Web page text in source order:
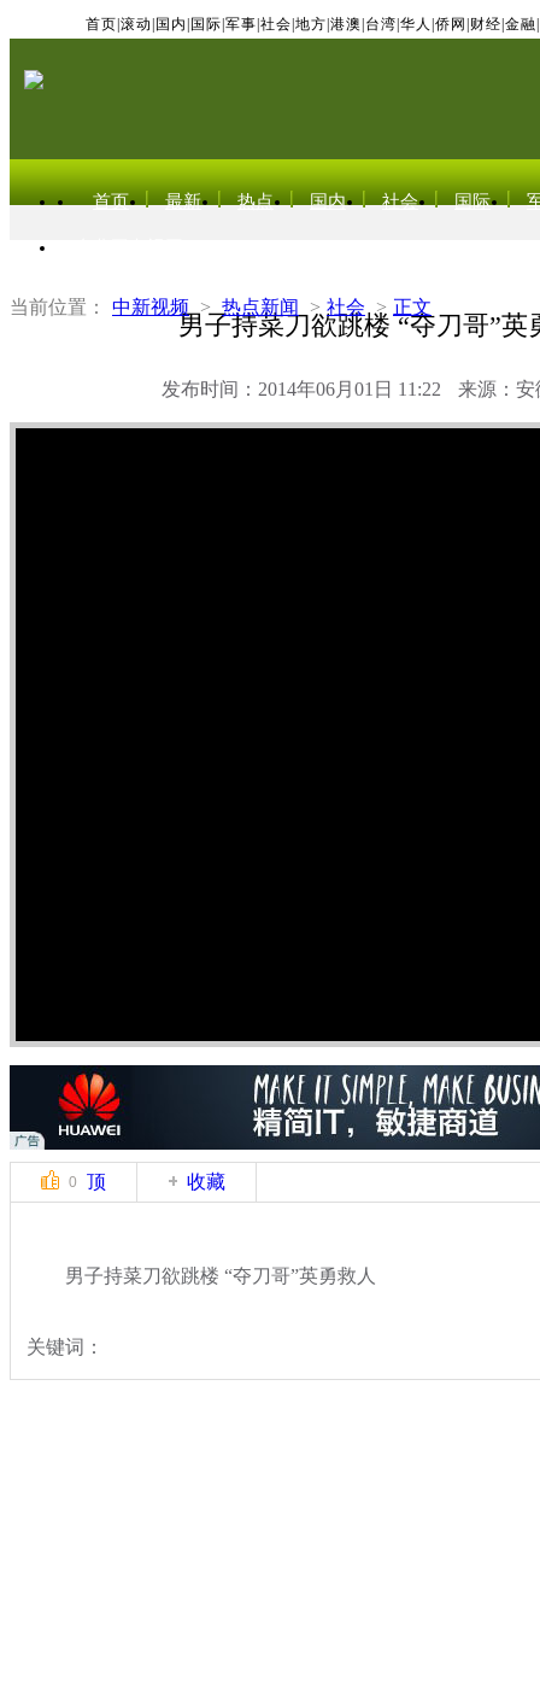
首页 滚动 国内 国际 军事 社会 地方 港澳 台湾 华人 侨网 财经 金融
首页 最新 热点 国内 社会 国际
当前位置： 中新视频 > 热点新闻 > 社会 > 正文
男子持菜刀欲跳楼 “夺刀哥”英
发布时间：2014年06月01日 11:22 来源：安
0 顶 收藏
男子持菜刀欲跳楼 “夺刀哥”英勇救人
关键词：